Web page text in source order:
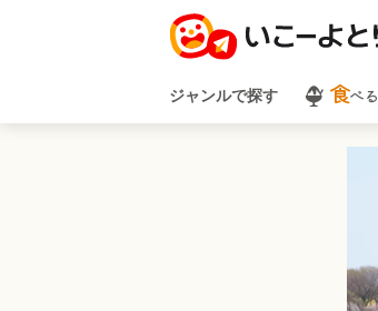
ジャンルで探す 食べる